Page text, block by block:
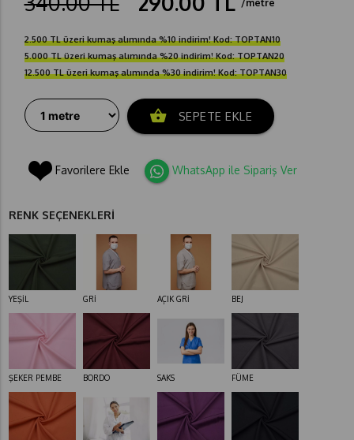
/metre
2.500 TL üzeri kumaş alımında %10 indirim! Kod: TOPTAN10
5.000 TL üzeri kumaş alımında %20 indirim! Kod: TOPTAN20
12.500 TL üzeri kumaş alımında %30 indirim! Kod: TOPTAN30
shopping_basket SEPETE EKLE
Favorilere Ekle WhatsApp ile Sipariş Ver
RENK SEÇENEKLERİ
YEŞİL GRİ AÇIK GRİ BEJ
ŞEKER PEMBE BORDO SAKS FÜME